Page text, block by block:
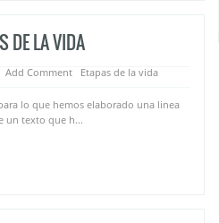
DE LA VIDA
Add Comment Etapas de la vida
lo que hemos elaborado una linea
un texto que h...